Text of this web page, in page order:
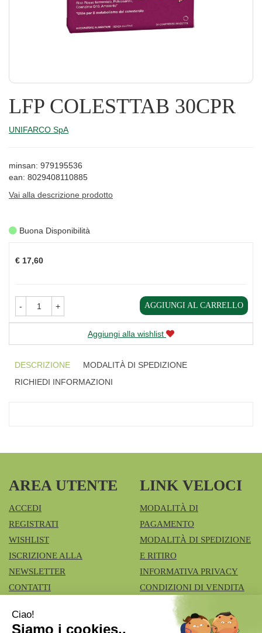
LFP COLESTTAB 30CPR
UNIFARCO SpA
minsan: 979195536
ean: 8029408110885
Vai alla descrizione prodotto
Buona Disponibilità
€ 17,60
- + AGGIUNGI AL CARRELLO
Aggiungi alla wishlist
DESCRIZIONE
MODALITÀ DI SPEDIZIONE
RICHIEDI INFORMAZIONI
AREA UTENTE
ACCEDI
REGISTRATI
WISHLIST
ISCRIZIONE ALLA
NEWSLETTER
CONTATTI
LINK VELOCI
MODALITÀ DI
PAGAMENTO
MODALITÀ DI SPEDIZIONE
E RITIRO
INFORMATIVA PRIVACY
CONDIZIONI DI VENDITA
COOKIE POLICY